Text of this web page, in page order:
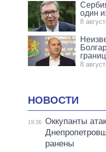
один
8
8
НОВОСТИ
19:36 Оккупанты
ранены